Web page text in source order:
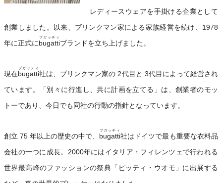
レディースウェアを手掛ける企業として
創業しました。以来、ブリンクマン家による家族経営を続け、1978
年に正式にbugatti
ブガッティ
ブランドを立ち上げました。
現在bugatti
ブガッティ
社は、ブリンクマン家の 2代目と 3代目によって経営され
ています。「別々に行進し、共に計画を立てる」は、創業者のモッ
トーであり、今日でも同社の行動の指針となっています。
創立 75 年以上の歴史の中で、 bugatti
ブガッティ
社はドイツで最も重要な衣料品
会社の一つに成長。2000年にはイタリア・フィレンツェで行われる
世界最高峰のファッションの祭典「ピッティ・ウオモ」に出展する